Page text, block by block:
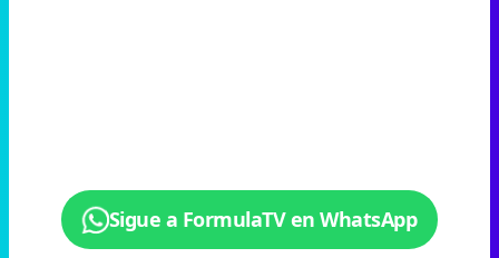
Sigue a FormulaTV en WhatsApp